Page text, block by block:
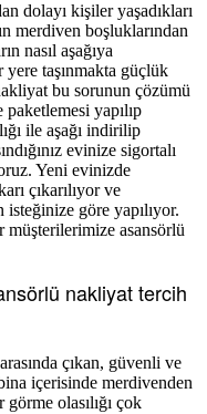
dolayı kişiler yaşadıkları
merdiven boşluklarından
nasıl aşağıya
taşınmakta güçlük
bu sorunun çözümü
yapılıp
ile aşağı indirilip
evinize sigortalı
Yeni evinizde
çıkarılıyor ve
göre yapılıyor.
asansörlü
nakliyat tercih
çıkan, güvenli ve
bina içerisinde merdivenden
görme olasılığı çok